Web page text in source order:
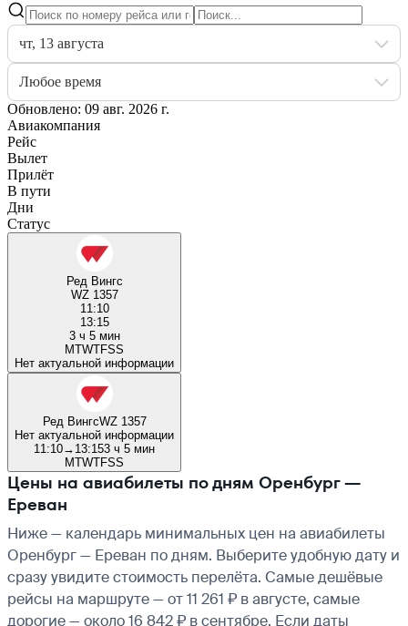
чт, 13 августа
Любое время
Обновлено: 09 авг. 2026 г.
Авиакомпания
Рейс
Вылет
Прилёт
В пути
Дни
Статус
Ред Вингс
WZ 1357
11:10
13:15
3 ч 5 мин
MTWTFSS
Нет актуальной информации
Ред ВингсWZ 1357
Нет актуальной информации
11:10→ 13:153 ч 5 мин
MTWTFSS
Цены на авиабилеты по дням Оренбург —
Ереван
Ниже — календарь минимальных цен на авиабилеты
Оренбург — Ереван по дням. Выберите удобную дату и
сразу увидите стоимость перелёта. Самые дешёвые
рейсы на маршруте — от 11 261 ₽ в августе, самые
дорогие — около 16 842 ₽ в сентябре. Если даты